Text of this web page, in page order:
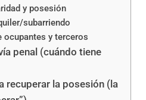
y posesión
subarriendo
ocupantes y terceros
penal (cuándo tiene
recuperar la posesión (la